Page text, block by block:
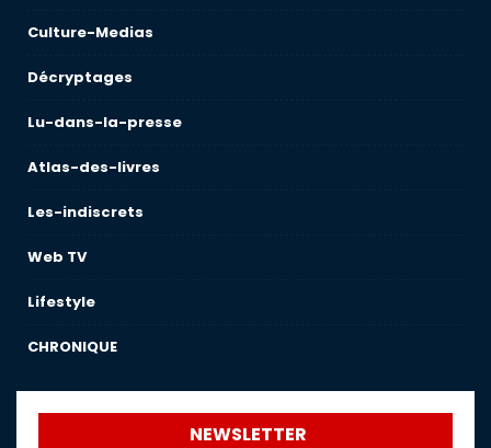
Culture-Medias
Décryptages
Lu-dans-la-presse
Atlas-des-livres
Les-indiscrets
Web TV
Lifestyle
CHRONIQUE
NEWSLETTER